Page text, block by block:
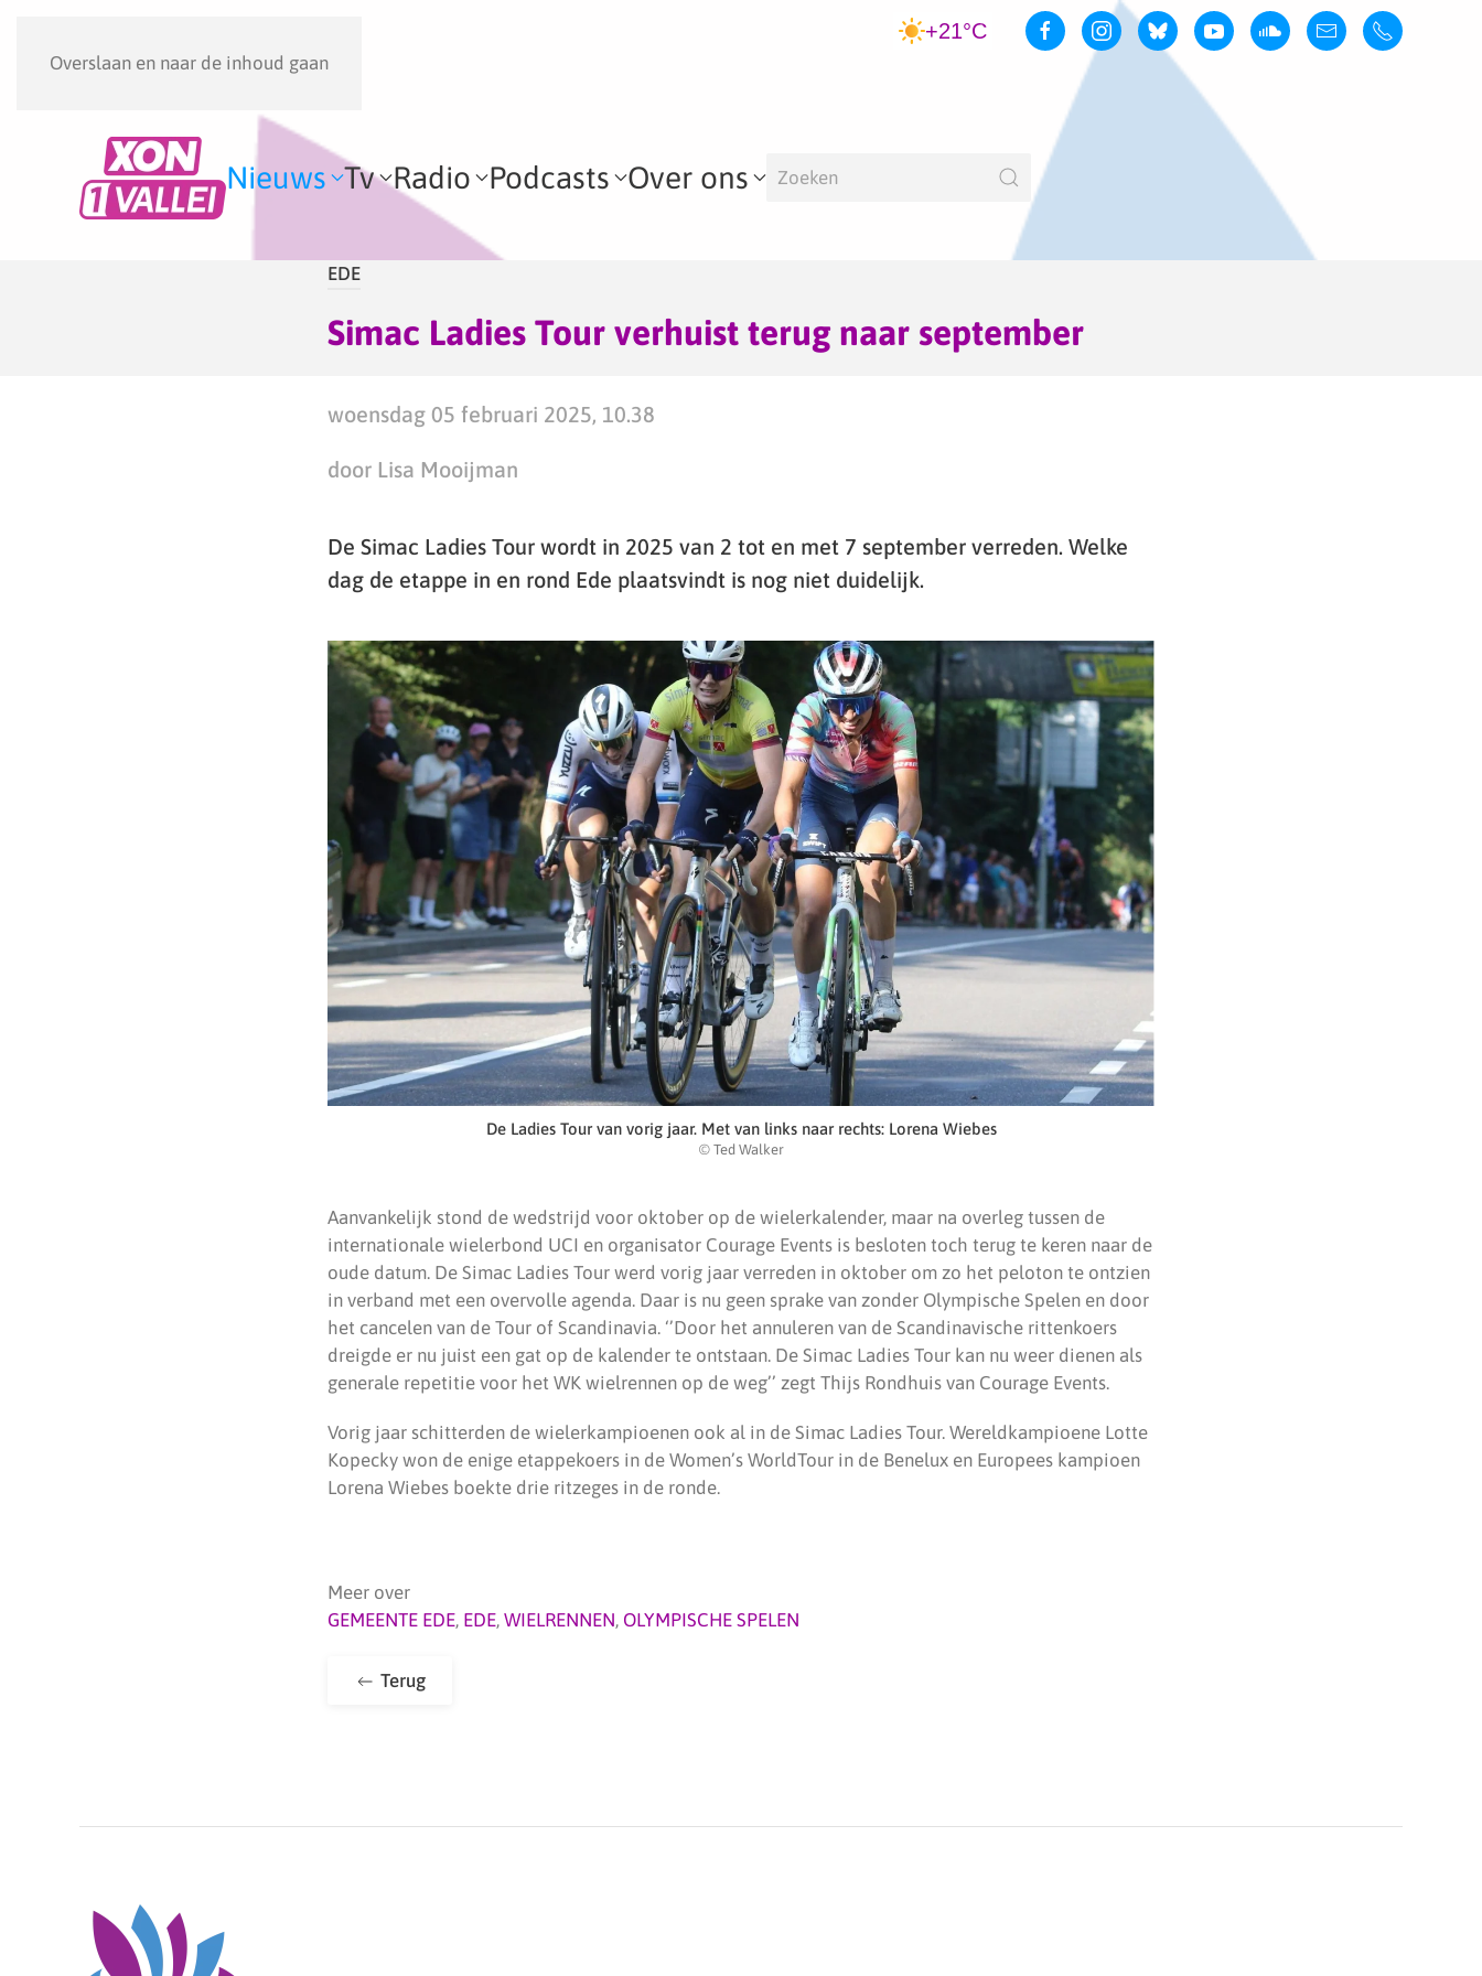
Overslaan en naar de inhoud gaan
+21°C
Nieuws Tv Radio Podcasts Over ons
EDE
Simac Ladies Tour verhuist terug naar september
woensdag 05 februari 2025, 10.38
door Lisa Mooijman
De Simac Ladies Tour wordt in 2025 van 2 tot en met 7 september verreden. Welke
dag de etappe in en rond Ede plaatsvindt is nog niet duidelijk.
De Ladies Tour van vorig jaar. Met van links naar rechts: Lorena Wiebes
© Ted Walker
Aanvankelijk stond de wedstrijd voor oktober op de wielerkalender, maar na overleg tussen de
internationale wielerbond UCI en organisator Courage Events is besloten toch terug te keren naar de
oude datum. De Simac Ladies Tour werd vorig jaar verreden in oktober om zo het peloton te ontzien
in verband met een overvolle agenda. Daar is nu geen sprake van zonder Olympische Spelen en door
het cancelen van de Tour of Scandinavia. ‘’Door het annuleren van de Scandinavische rittenkoers
dreigde er nu juist een gat op de kalender te ontstaan. De Simac Ladies Tour kan nu weer dienen als
generale repetitie voor het WK wielrennen op de weg’’ zegt Thijs Rondhuis van Courage Events.
Vorig jaar schitterden de wielerkampioenen ook al in de Simac Ladies Tour. Wereldkampioene Lotte
Kopecky won de enige etappekoers in de Women’s WorldTour in de Benelux en Europees kampioen
Lorena Wiebes boekte drie ritzeges in de ronde.
Meer over
GEMEENTE EDE, EDE, WIELRENNEN, OLYMPISCHE SPELEN
Terug